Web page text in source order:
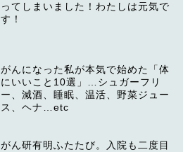
ってしまいました！わたしは元気で
す！
がんになった私が本気で始めた「体
にいいこと10選」…シュガーフリ
ー、減酒、睡眠、温活、野菜ジュー
ス、ヘナ…etc
がん研有明ふたたび。入院も二度目